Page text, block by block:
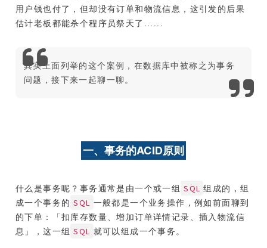
用户钱也付了，但却没有订单和物流信息，这引发的后果
估计老板都能杀个程序员祭天了......
其实上面列举的这个案例，在数据库中被称之为事务
问题，接下来一起聊一聊。
一、事务的ACID原则
什么是事务呢？事务通常是由一个或一组 SQL 组成的，组
成一个事务的 SQL 一般都是一个业务操作，例如前面聊到
的下单：「扣库存数量、增加订单详情记录、插入物流信
息」，这一组 SQL 就可以组成一个事务。